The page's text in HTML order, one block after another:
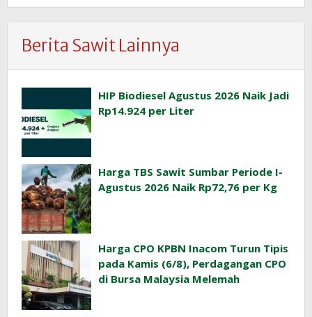
Berita Sawit Lainnya
HIP Biodiesel Agustus 2026 Naik Jadi
Rp14.924 per Liter
Harga TBS Sawit Sumbar Periode I-
Agustus 2026 Naik Rp72,76 per Kg
Harga CPO KPBN Inacom Turun Tipis
pada Kamis (6/8), Perdagangan CPO
di Bursa Malaysia Melemah